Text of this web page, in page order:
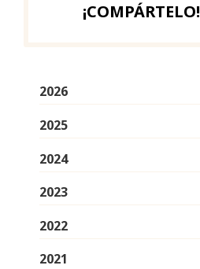
¡COMPÁRTELO!
2026
2025
2024
2023
2022
2021